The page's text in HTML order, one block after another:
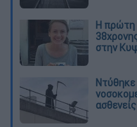
Η πρώτη
στην
ασθενείς